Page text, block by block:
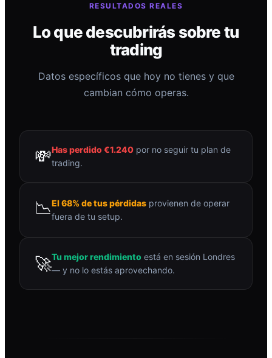
RESULTADOS REALES
Lo que descubrirás sobre tu
trading
Datos específicos que hoy no tienes y que
cambian cómo operas.
💸Has perdido €1.240 por no seguir tu plan de
trading.
📉El 68% de tus pérdidas provienen de operar
fuera de tu setup.
🚀Tu mejor rendimiento está en sesión Londres
— y no lo estás aprovechando.